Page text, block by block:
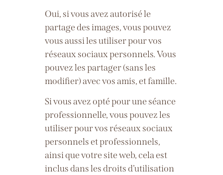
Oui, si vous avez autorisé le
partage des images, vous pouvez
vous aussi les utiliser pour vos
réseaux sociaux personnels. Vous
pouvez les partager (sans les
modifier) avec vos amis, et famille.
Si vous avez opté pour une séance
professionnelle, vous pouvez les
utiliser pour vos réseaux sociaux
personnels et professionnels,
ainsi que votre site web, cela est
inclus dans les droits d’utilisation